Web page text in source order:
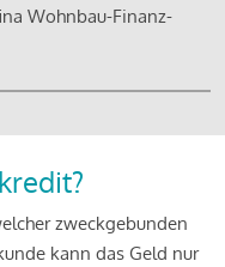
Wohnbau-Finanz-
zweckgebunden
kann das Geld nur